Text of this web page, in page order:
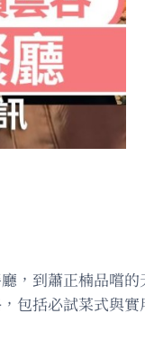
，到蕭正楠品嚐
包括必試菜式與實